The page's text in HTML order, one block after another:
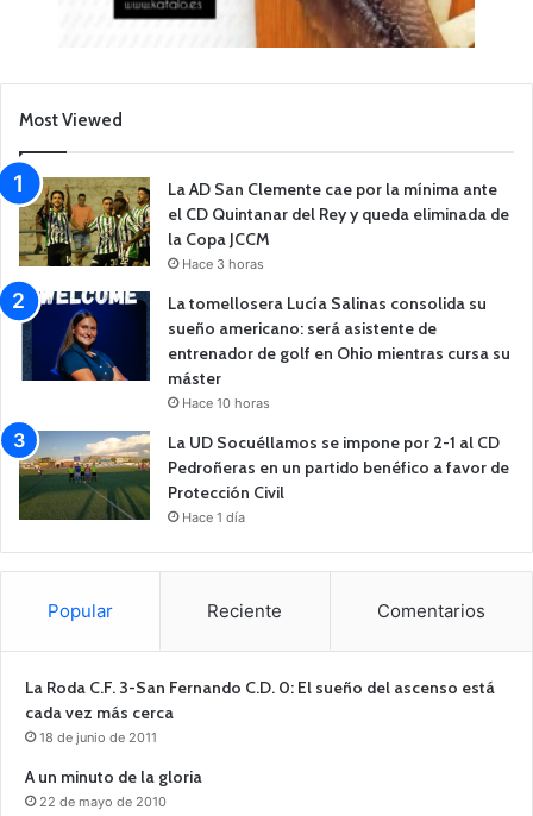
Most Viewed
La AD San Clemente cae por la mínima ante
el CD Quintanar del Rey y queda eliminada de
la Copa JCCM
Hace 3 horas
La tomellosera Lucía Salinas consolida su
sueño americano: será asistente de
entrenador de golf en Ohio mientras cursa su
máster
Hace 10 horas
La UD Socuéllamos se impone por 2-1 al CD
Pedroñeras en un partido benéfico a favor de
Protección Civil
Hace 1 día
Popular Reciente Comentarios
La Roda C.F. 3-San Fernando C.D. 0: El sueño del ascenso está
cada vez más cerca
18 de junio de 2011
A un minuto de la gloria
22 de mayo de 2010